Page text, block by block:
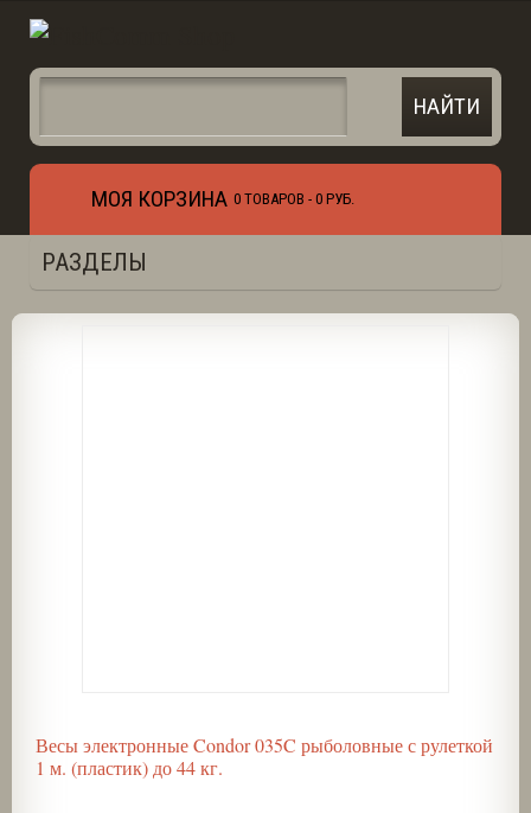
МОЯ КОРЗИНА 0 ТОВАРОВ - 0 РУБ.
РАЗДЕЛЫ
Весы электронные Condor 035C рыболовные с рулеткой
1 м. (пластик) до 44 кг.